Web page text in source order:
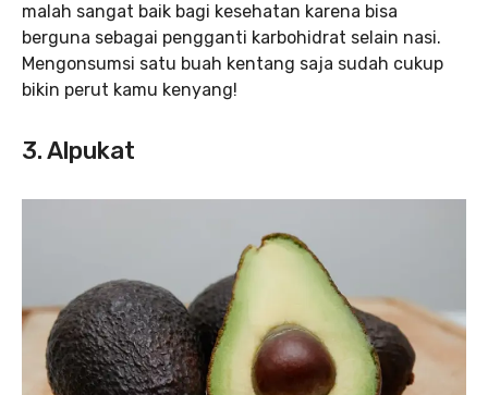
malah sangat baik bagi kesehatan karena bisa
berguna sebagai pengganti karbohidrat selain nasi.
Mengonsumsi satu buah kentang saja sudah cukup
bikin perut kamu kenyang!
3. Alpukat